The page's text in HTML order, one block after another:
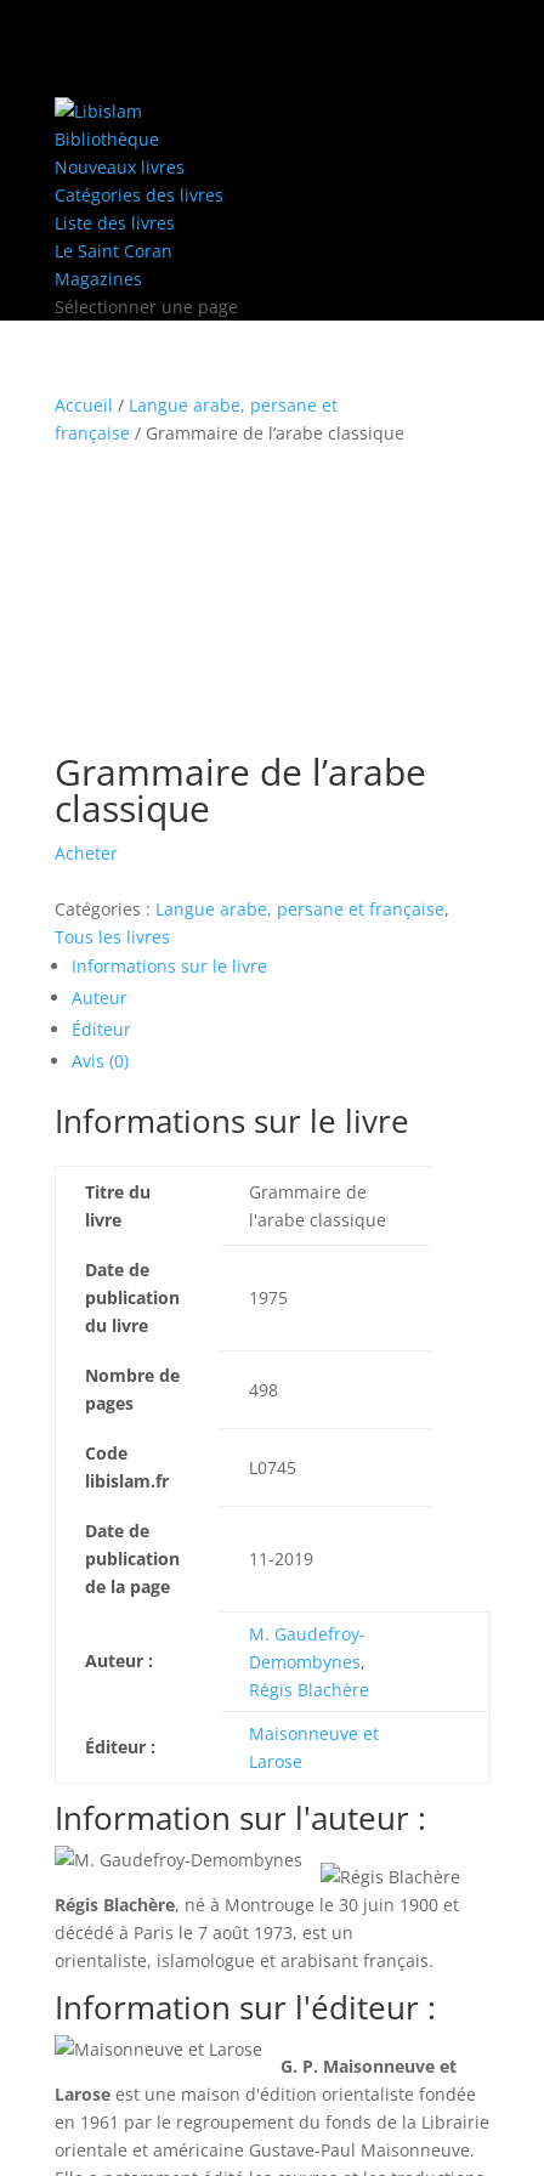
Bibliothèque
Nouveaux livres
Catégories des livres
Liste des livres
Le Saint Coran
Magazines
Sélectionner une page
Accueil / Langue arabe, persane et
française/ Grammaire de l’arabe classique
Grammaire de l’arabe
classique
Acheter
Catégories : Langue arabe, persane et française,
Tous les livres
Informations sur le livre
Auteur
Éditeur
Avis (0)
Informations sur le livre
Titre du
livre
Grammaire de
l'arabe classique
Date de
publication
du livre
1975
Nombre de
pages
498
Code
libislam.fr
L0745
Date de
publication
de la page
11-2019
Auteur :
M. Gaudefroy-
Demombynes,
Régis Blachère
Éditeur :
Maisonneuve et
Larose
Information sur l'auteur :
Régis Blachère, né à Montrouge le 30 juin 1900et
décédé à Paris le 7 août 1973, est un
orientaliste, islamologue et arabisant français.
Information sur l'éditeur :
G. P. Maisonneuve et
Laroseest une maison d'édition orientaliste fondée
en 1961 par le regroupement du fonds de la Librairie
orientale et américaine Gustave-Paul Maisonneuve.